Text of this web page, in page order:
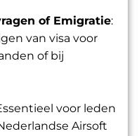
of Emigratie:
van visa voor
of bij
voor leden
Airsoft